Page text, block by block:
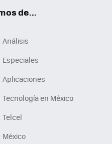
de...
Análisis
Especiales
Aplicaciones
Tecnología en México
Telcel
México